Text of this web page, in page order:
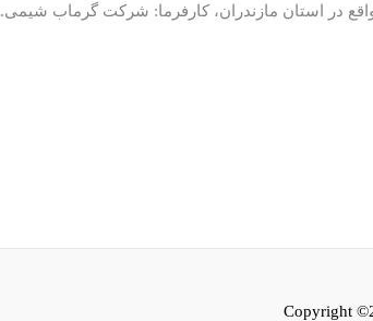
در استان مازندران، کارفرما: شرکت گرماب شیمی.
Copyright